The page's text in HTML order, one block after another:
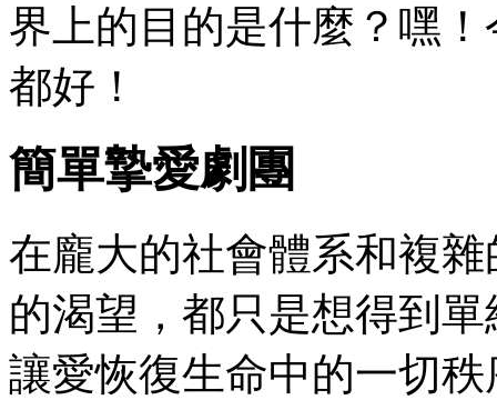
界上的目的是什麼？嘿
都好！
簡單摯愛劇團
在龐大的社會體系和複
的渴望，都只是想得到
讓愛恢復生命中的一切